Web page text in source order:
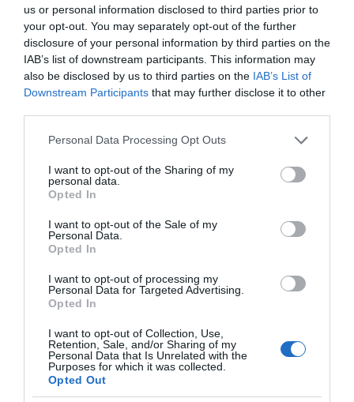
us or personal information disclosed to third parties prior to
your opt-out. You may separately opt-out of the further
disclosure of your personal information by third parties on the
IAB’s list of downstream participants. This information may
also be disclosed by us to third parties on the IAB’s List of
Downstream Participants that may further disclose it to other
Please note that this website/app uses one or more Google
not limited to your visit or usage behaviour. You may click to
grant or deny consent to Google and its third-party tags to
use your data for below specified purposes in below Google
consent section.
Personal Data Processing Opt Outs
I want to opt-out of the Sharing of my
personal data.
Opted In
I want to opt-out of the Sale of my
Personal Data.
Opted In
I want to opt-out of processing my
Personal Data for Targeted Advertising.
Opted In
I want to opt-out of Collection, Use,
Retention, Sale, and/or Sharing of my
Personal Data that Is Unrelated with the
Purposes for which it was collected.
Opted Out
της Ζωής μας
Οι άνθρωποι, οι αυθεντικές ιστορίες,
πολιτισμός που μας ενώνει κάθε μέρα.
ΓΙΑ ΤΟ ΚΑΛΟΚΑΊΡΙ ΣΟΥ →
ΡΟΗ ΕΙΔΗΣΕΩΝ
ΝΔ: Απ’ έξω νηνεμία και… μέσα τρικυμία